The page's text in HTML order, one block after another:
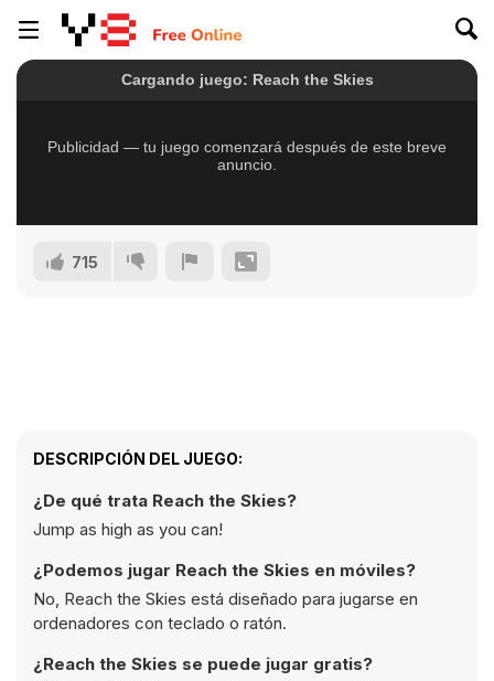
715
DESCRIPCIÓN DEL JUEGO:
¿De qué trata Reach the Skies?
Jump as high as you can!
¿Podemos jugar Reach the Skies en móviles?
No, Reach the Skies está diseñado para jugarse en
ordenadores con teclado o ratón.
¿Reach the Skies se puede jugar gratis?